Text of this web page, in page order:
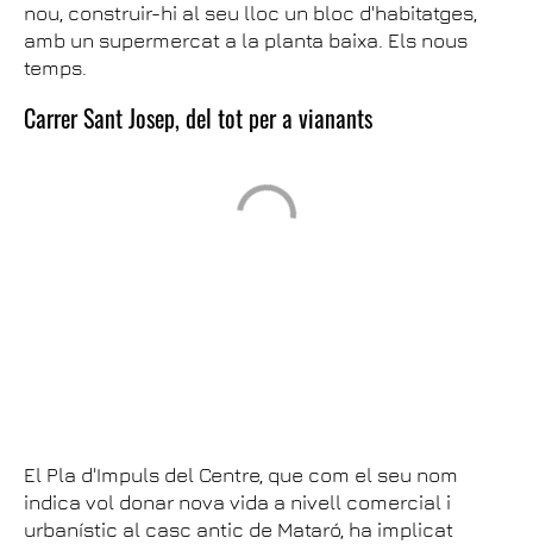
nou, construir-hi al seu lloc un bloc d'habitatges,
amb un supermercat a la planta baixa. Els nous
temps.
Carrer Sant Josep, del tot per a vianants
El Pla d'Impuls del Centre, que com el seu nom
indica vol donar nova vida a nivell comercial i
urbanístic al casc antic de Mataró, ha implicat